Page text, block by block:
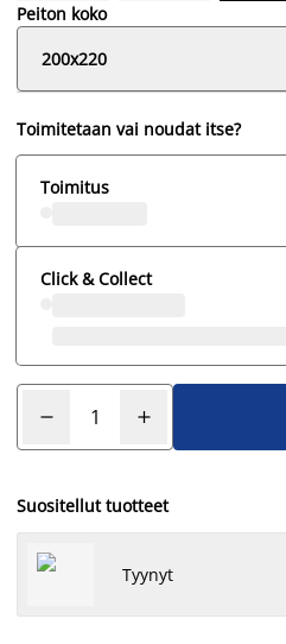
Peiton koko
200x220
Toimitetaan vai noudat itse?
Toimitus
Click & Collect
Suositellut tuotteet
Tyynyt